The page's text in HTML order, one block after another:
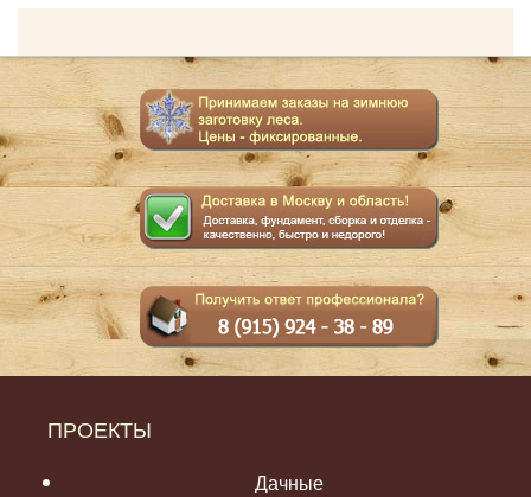
ПРОЕКТЫ
Дачные